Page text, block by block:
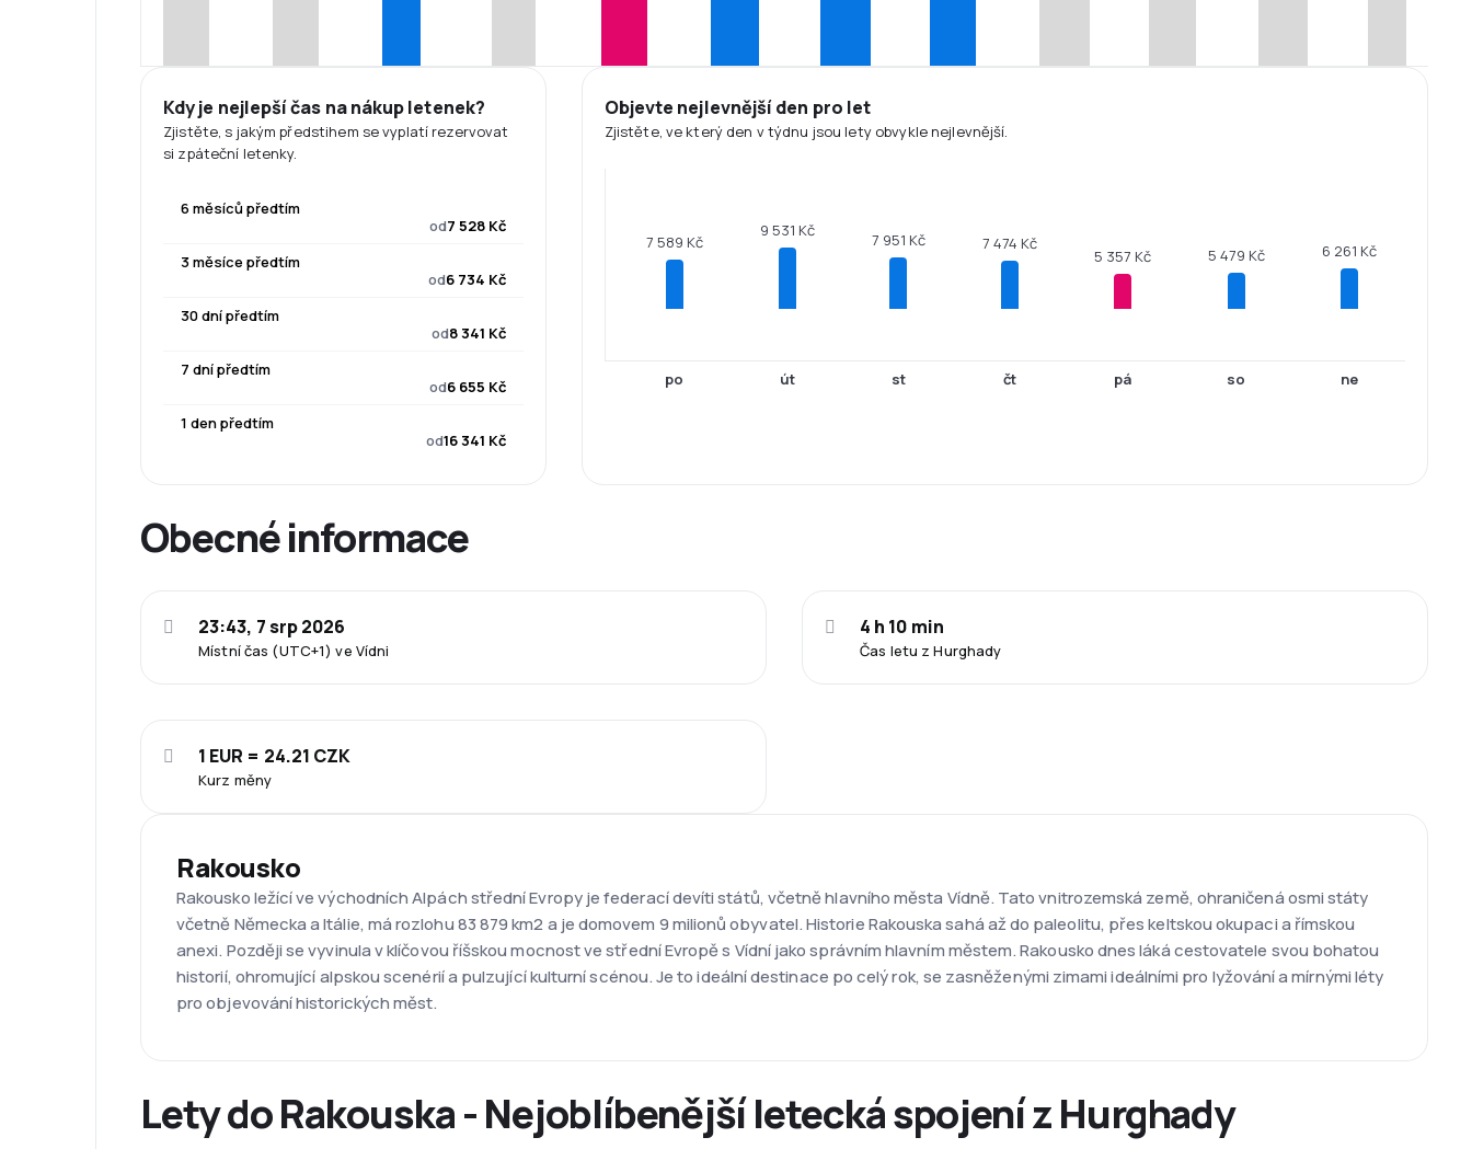
Kdy je nejlepší čas na nákup letenek?
Zjistěte, s jakým předstihem se vyplatí rezervovat
si zpáteční letenky.
6 měsíců předtím
od7 528 Kč
3 měsíce předtím
od6 734 Kč
30 dní předtím
od8 341 Kč
7 dní předtím
od6 655 Kč
1 den předtím
od16 341 Kč
Objevte nejlevnější den pro let
Zjistěte, ve který den v týdnu jsou lety obvykle nejlevnější.
7 589 Kč
po
9 531 Kč
út
7 951 Kč
st
7 474 Kč
čt
5 357 Kč
pá
5 479 Kč
so
6 261 Kč
ne
Obecné informace
Místní čas (UTC+1) ve Vídni
23:43, 7 srp 2026
Čas letu z Hurghady
4 h 10 min
Kurz měny
1 EUR = 24.21 CZK
Rakousko
Rakousko ležící ve východních Alpách střední Evropy je federací devíti států, včetně hlavního města Vídně. Tato vnitrozemská země, ohraničená osmi státy
včetně Německa a Itálie, má rozlohu 83 879 km2 a je domovem 9 milionů obyvatel. Historie Rakouska sahá až do paleolitu, přes keltskou okupaci a římskou
anexi. Později se vyvinula v klíčovou říšskou mocnost ve střední Evropě s Vídní jako správním hlavním městem. Rakousko dnes láká cestovatele svou bohatou
historií, ohromující alpskou scenérií a pulzující kulturní scénou. Je to ideální destinace po celý rok, se zasněženými zimami ideálními pro lyžování a mírnými léty
pro objevování historických měst.
Lety do Rakouska - Nejoblíbenější letecká spojení z Hurghady